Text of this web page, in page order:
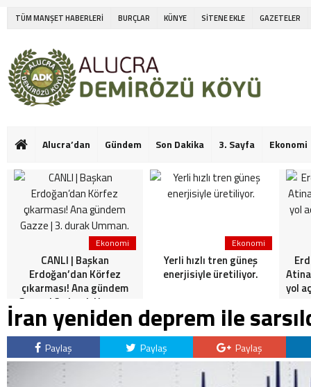
TÜM MANŞET HABERLERİ BURÇLAR KÜNYE SİTENE EKLE GAZETELER
Alucra’dan Gündem Son Dakika 3. Sayfa Ekonomi
Ekonomi
CANLI | Başkan
Erdoğan’dan Körfez
çıkarması! Ana gündem
Gazze | 3. durak Umman.
Ekonomi
Yerli hızlı tren güneş
enerjisiyle üretiliyor.
yol
İran yeniden deprem ile
Paylaş Paylaş Paylaş